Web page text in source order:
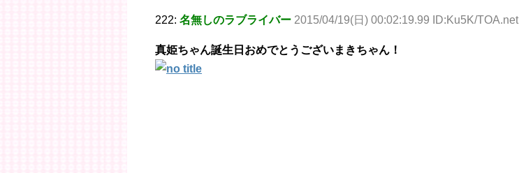
222: 名無しのラブライバー 2015/04/19(日) 00:02:19.99 ID:Ku5K/TOA.net
真姫ちゃん誕生日おめでとうございまきちゃん！